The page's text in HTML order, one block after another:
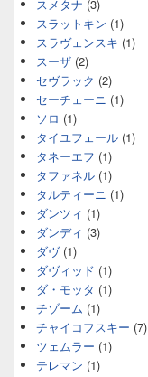
スメタナ (3)
スラットキン (1)
スラヴェンスキ (1)
スーザ (2)
セヴラック (2)
セーチェーニ (1)
ソロ (1)
タイユフェール (1)
タネーエフ (1)
タファネル (1)
タルティーニ (1)
ダンツィ (1)
ダンディ (3)
ダヴ(1)
ダヴィッド (1)
ダ・モッタ (1)
チゾーム (1)
チャイコフスキー (7)
ツェムラー (1)
テレマン (1)